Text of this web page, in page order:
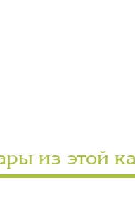
из этой